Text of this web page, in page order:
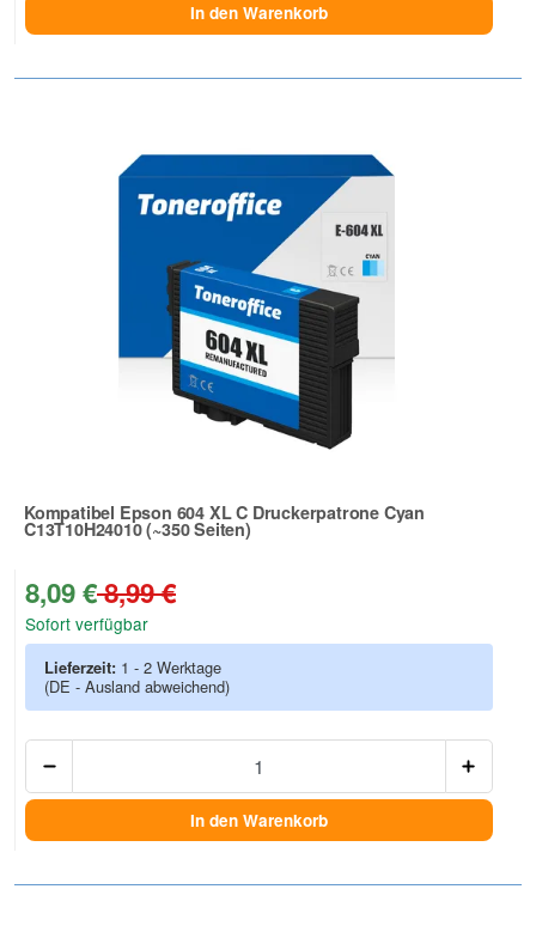
In den Warenkorb
Kompatibel Epson 604 XL C Druckerpatrone Cyan
C13T10H24010 (~350 Seiten)
Zur Artikelbewertung
8,09 €8,99 €
Sofort verfügbar
Lieferzeit: 1 - 2 Werktage
(DE - Ausland abweichend)
In den Warenkorb